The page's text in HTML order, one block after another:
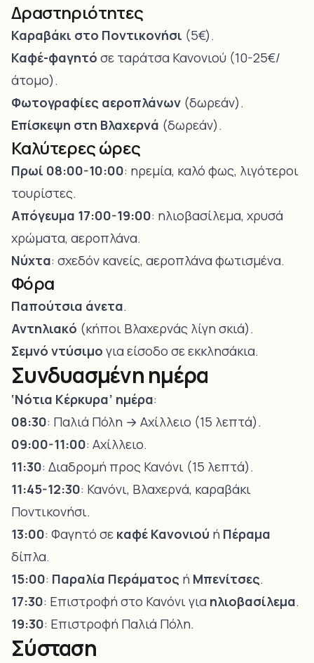
Δραστηριότητες
Καραβάκι στο Ποντικονήσι (5€).
Καφέ-φαγητό σε ταράτσα Κανονιού (10-25€/
άτομο).
Φωτογραφίες αεροπλάνων (δωρεάν).
Επίσκεψη στη Βλαχερνά (δωρεάν).
Καλύτερες ώρες
Πρωί 08:00-10:00: ηρεμία, καλό φως, λιγότεροι
τουρίστες.
Απόγευμα 17:00-19:00: ηλιοβασίλεμα, χρυσά
χρώματα, αεροπλάνα.
Νύχτα: σχεδόν κανείς, αεροπλάνα φωτισμένα.
Φόρα
Παπούτσια άνετα.
Αντηλιακό (κήποι Βλαχερνάς λίγη σκιά).
Σεμνό ντύσιμο για είσοδο σε εκκλησάκια.
Συνδυασμένη ημέρα
‘Νότια Κέρκυρα’ ημέρα:
08:30: Παλιά Πόλη → Αχίλλειο (15 λεπτά).
09:00-11:00: Αχίλλειο.
11:30: Διαδρομή προς Κανόνι (15 λεπτά).
11:45-12:30: Κανόνι, Βλαχερνά, καραβάκι
Ποντικονήσι.
13:00: Φαγητό σε καφέ Κανονιού ή Πέραμα
δίπλα.
15:00: Παραλία Περάματος ή Μπενίτσες.
17:30: Επιστροφή στο Κανόνι για ηλιοβασίλεμα.
19:30: Επιστροφή Παλιά Πόλη.
Σύσταση